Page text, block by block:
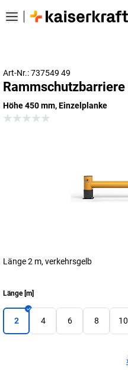
Art-Nr.: 737549 49
Höhe 450 mm, Einzelplanke
Länge 2 m, verkehrsgelb
Länge[m]
2 4 6 8 10